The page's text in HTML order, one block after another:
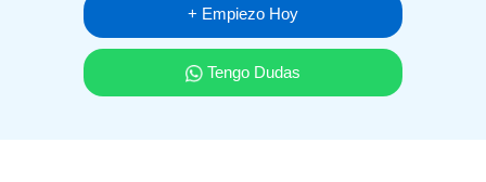
+ Empiezo Hoy
Tengo Dudas